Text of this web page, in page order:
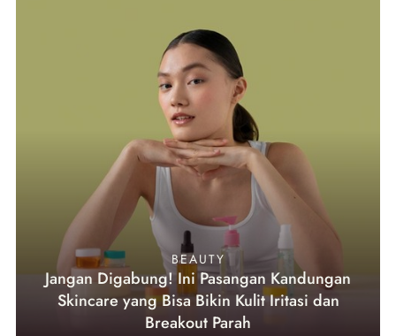
BEAUTY
Jangan Digabung! Ini Pasangan Kandungan
Skincare yang Bisa Bikin Kulit Iritasi dan
Breakout Parah